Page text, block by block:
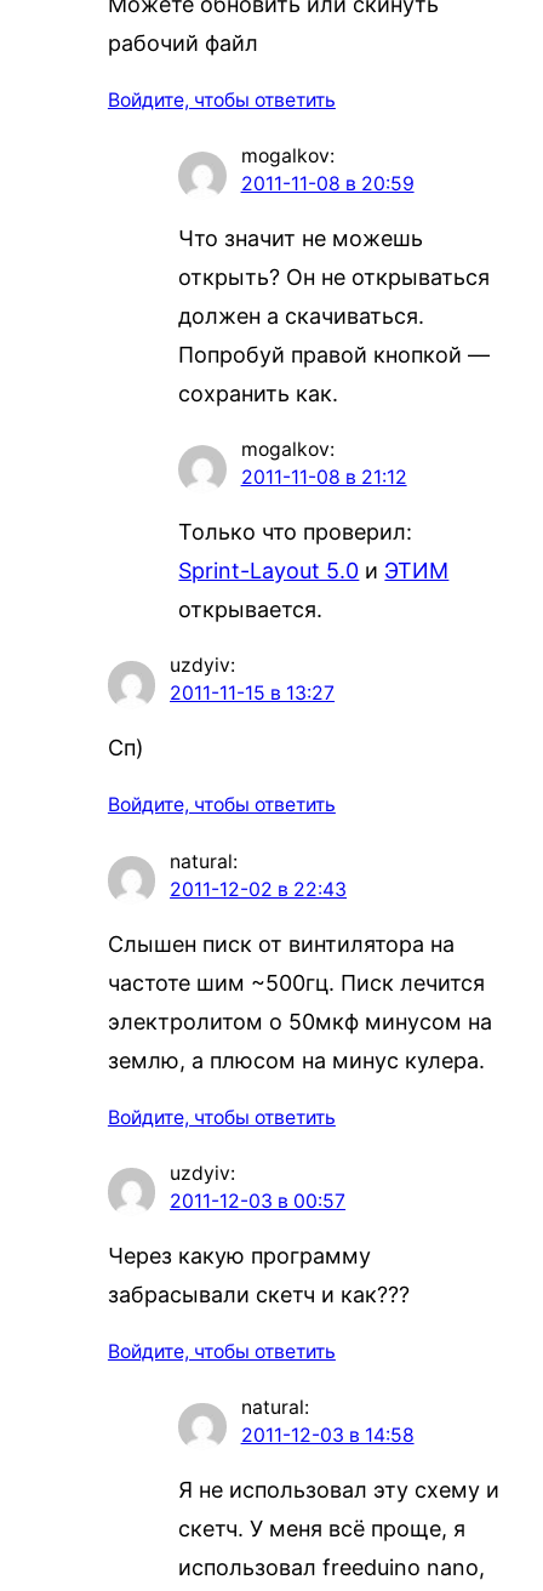
рабочий файл
Войдите, чтобы ответить
mogalkov:
2011-11-08 в 20:59
Что значит не можешь
открыть? Он не открываться
должен а скачиваться.
Попробуй правой кнопкой —
сохранить как.
mogalkov:
2011-11-08 в 21:12
Только что проверил:
Sprint-Layout 5.0 и ЭТИМ
открывается.
uzdyiv:
2011-11-15 в 13:27
Сп)
Войдите, чтобы ответить
natural:
2011-12-02 в 22:43
Слышен писк от винтилятора на
частоте шим ~500гц. Писк лечится
электролитом о 50мкф минусом на
землю, а плюсом на минус кулера.
Войдите, чтобы ответить
uzdyiv:
2011-12-03 в 00:57
Через какую программу
забрасывали скетч и как???
Войдите, чтобы ответить
natural:
2011-12-03 в 14:58
Я не использовал эту схему и
скетч. У меня всё проще, я
использовал freeduino nano,